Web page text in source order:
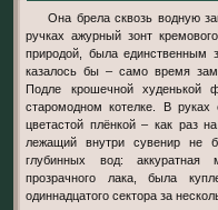
Она брела сквозь водную завесу, самостоятельно держа в хрупких
ручках ажурный зонт
природой, была единственным
казалось бы – само время
Подле крошечной худенькой
старомодном котелке. В руках
цветастой плёнкой – как раз
лежащий внутри сувенир не
глубинных вод: аккуратная
прозрачного лака, была
одиннадцатого сектора за